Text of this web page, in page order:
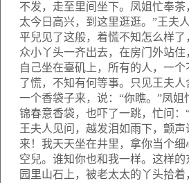
不发，走至里间坐下。凤姐忙奉茶
太今日高兴，到这里逛逛。”王夫
平兒见了这般，着慌不知怎么样
众小丫头一齐出去，在房门外站住
自己坐在臺矶上，所有的人，一
了慌，不知有何等事。只见王夫
一个香袋子来，说：“你瞧。”凤
锦春意香袋，也吓了一跳，忙问：
王夫人见问，越发泪如雨下，颤
来！我天天坐在井里，拿你当个
空兒。谁知你也和我一样。这样
园里山石上，被老太太的丫头拾着